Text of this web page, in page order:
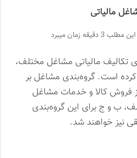
مالیاتی
3 دقیقه زمان میبرد
تکالیف مالیاتی مشاغل مختلف،
است. گروه‌بندی مشاغل بر
فروش کالا و خدمات مشاغل
ب و ج برای این گروه‌بندی
نیز خواهند شد.